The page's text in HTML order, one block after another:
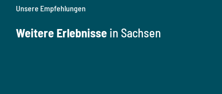
Unsere Empfehlungen
Weitere Erlebnisse in Sachsen